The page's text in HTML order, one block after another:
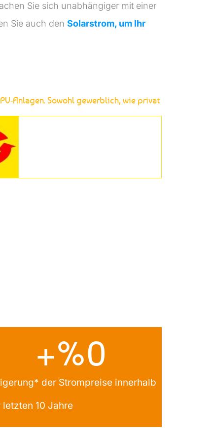
Sie sich unabhängiger mit einer
Sie auch den Solarstrom, um Ihr
Anlagen. Sowohl gewerblich, wie privat
der Strompreise innerhalb
letzten 10 Jahre
+%0